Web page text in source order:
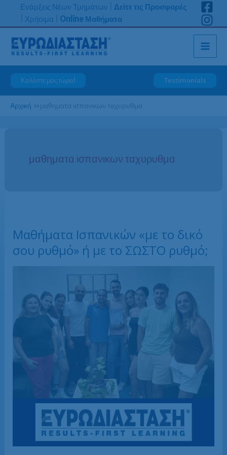
Μετάβαση
περιεχόμενο
Ενάρξεις Νέων Τμημάτων
Δείτε τις Προσφορές
Χρήσιμα Online Μαθήματα
Καλέστε μας τώρα! Testimonials
Αρχική »μαθηματα ισπανικων ταχυρυθμα
μαθηματα ισπανικων ταχυρυθμα
Μαθήματα Ισπανικών «με το δικό
σου ρυθμό» ή με το ΣΩΣΤΟ ρυθμό;